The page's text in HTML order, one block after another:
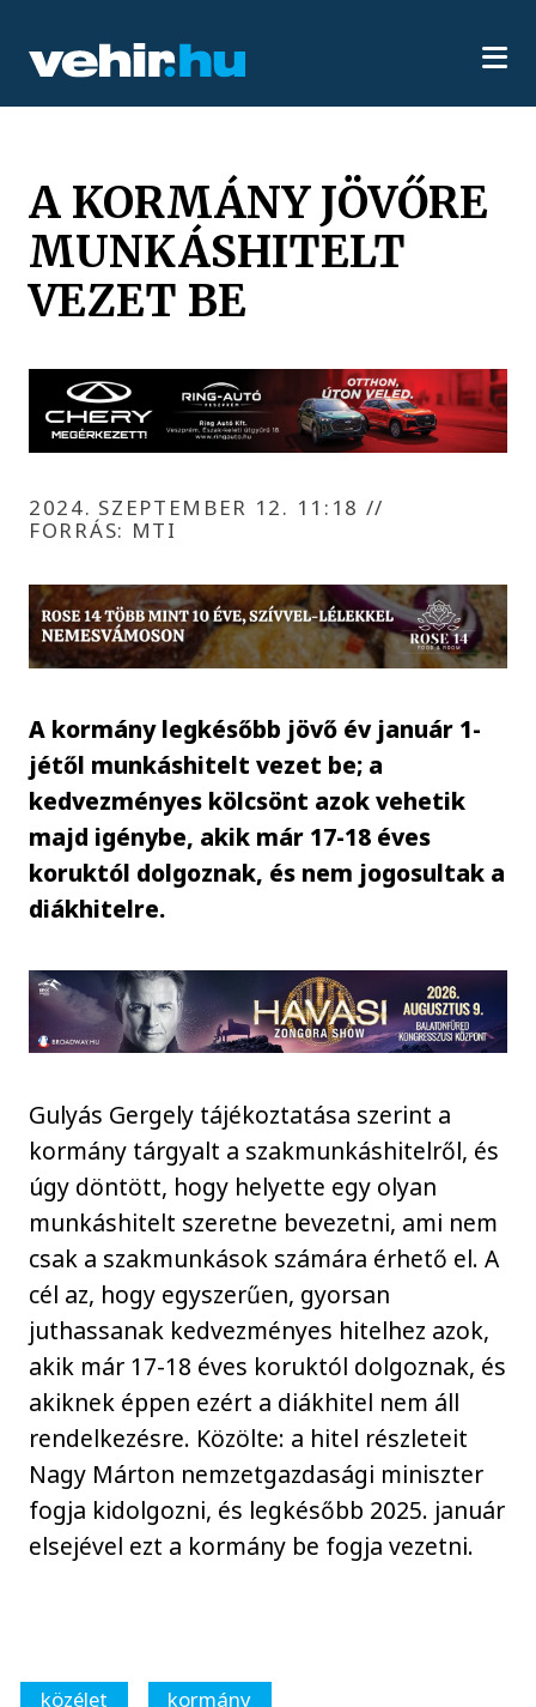
A KORMÁNY JÖVŐRE
MUNKÁSHITELT
VEZET BE
2024. SZEPTEMBER 12. 11:18 //
FORRÁS: MTI
A kormány legkésőbb jövő év január 1-
jétől munkáshitelt vezet be; a
kedvezményes kölcsönt azok vehetik
majd igénybe, akik már 17-18 éves
koruktól dolgoznak, és nem jogosultak a
diákhitelre.
Gulyás Gergely tájékoztatása szerint a
kormány tárgyalt a szakmunkáshitelről, és
úgy döntött, hogy helyette egy olyan
munkáshitelt szeretne bevezetni, ami nem
csak a szakmunkások számára érhető el. A
cél az, hogy egyszerűen, gyorsan
juthassanak kedvezményes hitelhez azok,
akik már 17-18 éves koruktól dolgoznak, és
akiknek éppen ezért a diákhitel nem áll
rendelkezésre. Közölte: a hitel részleteit
Nagy Márton nemzetgazdasági miniszter
fogja kidolgozni, és legkésőbb 2025. január
elsejével ezt a kormány be fogja vezetni.
közélet kormány